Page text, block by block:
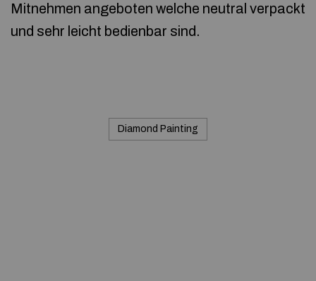
Mitnehmen angeboten welche neutral verpackt
und sehr leicht bedienbar sind.
Diamond Painting